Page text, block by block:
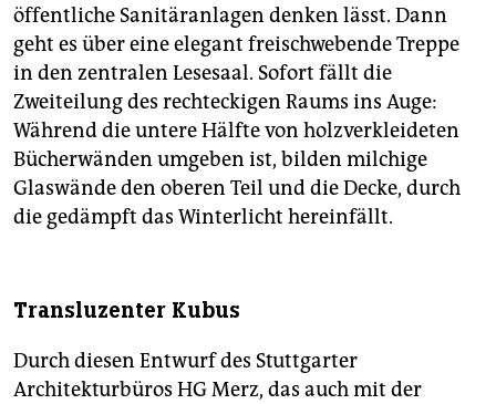
öffentliche Sanitäranlagen denken lässt. Dann
geht es über eine elegant freischwebende Treppe
in den zentralen Lesesaal. Sofort fällt die
Zweiteilung des rechteckigen Raums ins Auge:
Während die untere Hälfte von holzverkleideten
Bücherwänden umgeben ist, bilden milchige
Glaswände den oberen Teil und die Decke, durch
die gedämpft das Winterlicht hereinfällt.
Transluzenter Kubus
Durch diesen Entwurf des Stuttgarter
Architekturbüros HG Merz, das auch mit der